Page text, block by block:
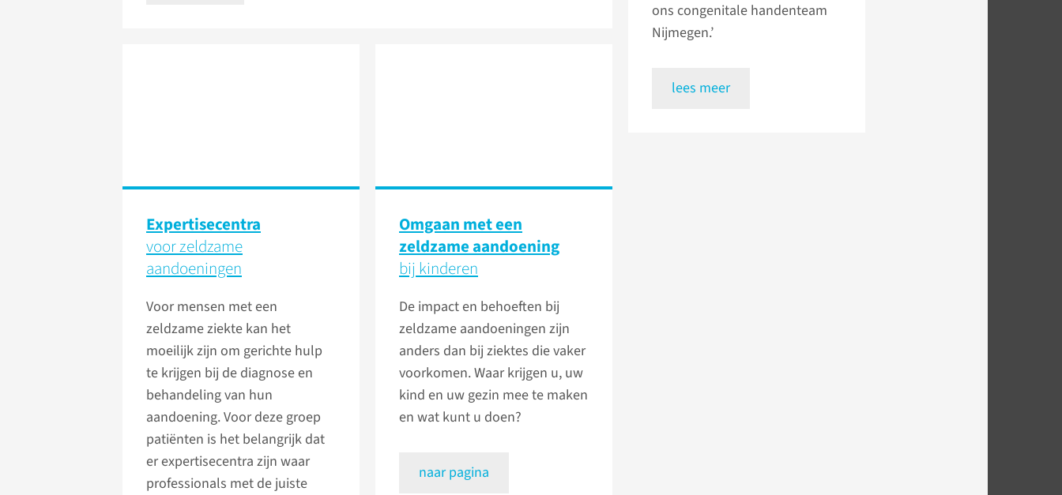
ons congenitale handenteam
Nijmegen.’
lees meer
Expertisecentra
voor zeldzame
aandoeningen
Voor mensen met een
zeldzame ziekte kan het
moeilijk zijn om gerichte hulp
te krijgen bij de diagnose en
behandeling van hun
aandoening. Voor deze groep
patiënten is het belangrijk dat
er expertisecentra zijn waar
professionals met de juiste
Omgaan met een
zeldzame aandoening
bij kinderen
De impact en behoeften bij
zeldzame aandoeningen zijn
anders dan bij ziektes die vaker
voorkomen. Waar krijgen u, uw
kind en uw gezin mee te maken
en wat kunt u doen?
naar pagina